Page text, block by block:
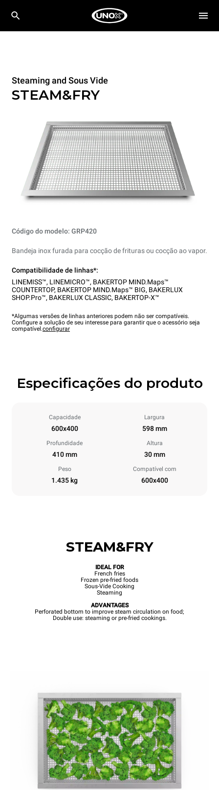
Steaming and Sous Vide
STEAM&FRY
Código do modelo: GRP420
Bandeja inox furada para cocção de frituras ou cocção ao vapor.
Compatibilidade de linhas*:
LINEMISS™, LINEMICRO™, BAKERTOP MIND.Maps™
COUNTERTOP, BAKERTOP MIND.Maps™ BIG, BAKERLUX
SHOP.Pro™, BAKERLUX CLASSIC, BAKERTOP-X™
*Algumas versões de linhas anteriores podem não ser compatíveis.
Configure a solução de seu interesse para garantir que o acessório seja
compatível.configurar
Especificações do produto
Capacidade
600x400
Largura
598 mm
Profundidade
410 mm
Altura
30 mm
Peso
1.435 kg
Compatível com
600x400
STEAM&FRY
IDEAL FOR
French fries
Frozen pre-fried foods
Sous-Vide Cooking
Steaming
ADVANTAGES
Perforated bottom to improve steam circulation on food;
Double use: steaming or pre-fried cookings.